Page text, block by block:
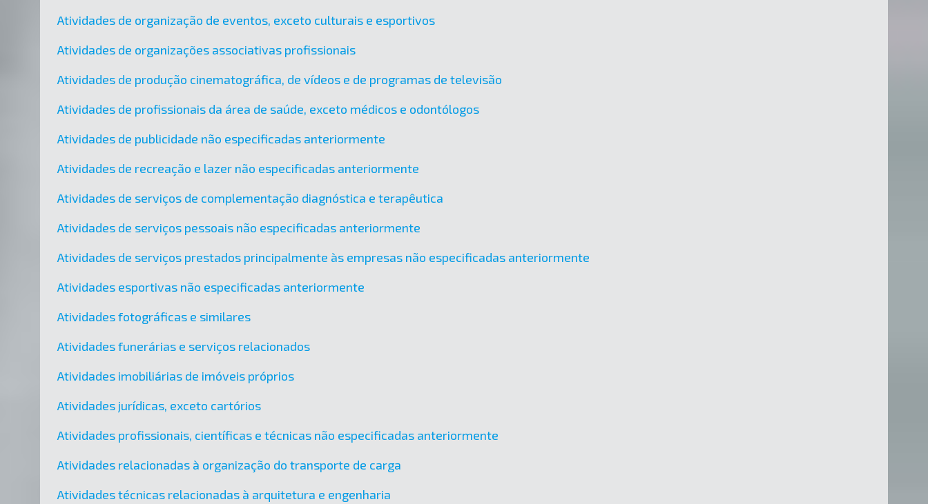
Atividades de organização de eventos, exceto culturais e esportivos
Atividades de organizações associativas profissionais
Atividades de produção cinematográfica, de vídeos e de programas de televisão
Atividades de profissionais da área de saúde, exceto médicos e odontólogos
Atividades de publicidade não especificadas anteriormente
Atividades de recreação e lazer não especificadas anteriormente
Atividades de serviços de complementação diagnóstica e terapêutica
Atividades de serviços pessoais não especificadas anteriormente
Atividades de serviços prestados principalmente às empresas não especificadas anteriormente
Atividades esportivas não especificadas anteriormente
Atividades fotográficas e similares
Atividades funerárias e serviços relacionados
Atividades imobiliárias de imóveis próprios
Atividades jurídicas, exceto cartórios
Atividades profissionais, científicas e técnicas não especificadas anteriormente
Atividades relacionadas à organização do transporte de carga
Atividades técnicas relacionadas à arquitetura e engenharia